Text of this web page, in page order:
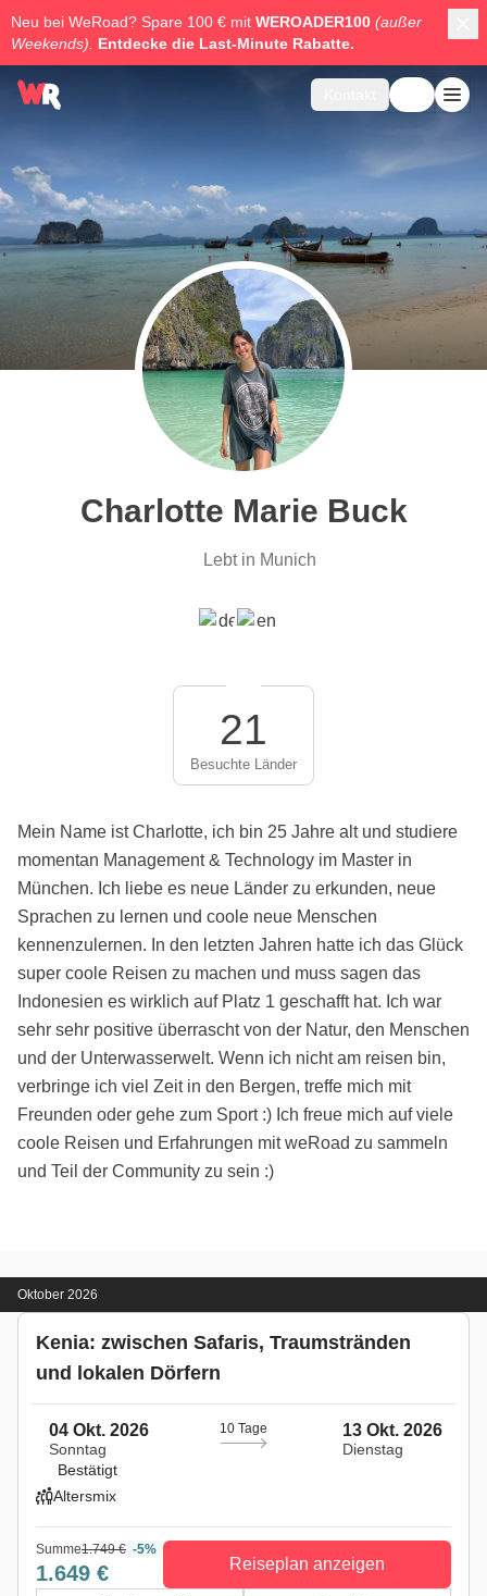
Neu bei WeRoad? Spare 100 € mit WEROADER100 (außer
Weekends).
Entdecke die Last-Minute Rabatte.
Charlotte Marie Buck
Lebt in Munich
21
Besuchte Länder
Mein Name ist Charlotte, ich bin 25 Jahre alt und studiere
momentan Management & Technology im Master in
München. Ich liebe es neue Länder zu erkunden, neue
Sprachen zu lernen und coole neue Menschen
kennenzulernen. In den letzten Jahren hatte ich das Glück
super coole Reisen zu machen und muss sagen das
Indonesien es wirklich auf Platz 1 geschafft hat. Ich war
sehr sehr positive überrascht von der Natur, den Menschen
und der Unterwasserwelt. Wenn ich nicht am reisen bin,
verbringe ich viel Zeit in den Bergen, treffe mich mit
Freunden oder gehe zum Sport :) Ich freue mich auf viele
coole Reisen und Erfahrungen mit weRoad zu sammeln
und Teil der Community zu sein :)
Oktober 2026
Kenia: zwischen Safaris, Traumstränden
und lokalen Dörfern
04 Okt. 2026
Sonntag
10 Tage 13 Okt. 2026
Dienstag
Bestätigt
Altersmix
Summe1.749 € -5%
1.649 € Reiseplan anzeigen